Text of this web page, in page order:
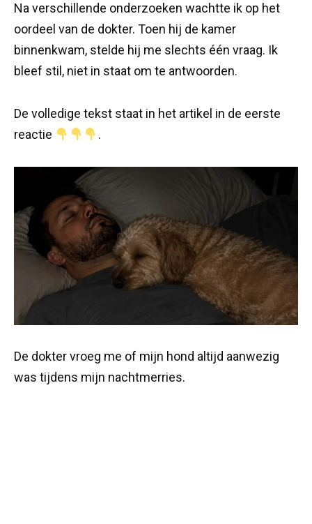
Na verschillende onderzoeken wachtte ik op het
oordeel van de dokter. Toen hij de kamer
binnenkwam, stelde hij me slechts één vraag. Ik
bleef stil, niet in staat om te antwoorden.
De volledige tekst staat in het artikel in de eerste
reactie
.
De dokter vroeg me of mijn hond altijd aanwezig
was tijdens mijn nachtmerries.